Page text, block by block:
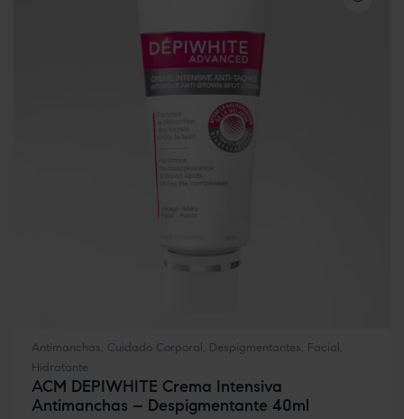
Antimanchas, Cuidado Corporal, Despigmentantes, Facial,
Hidratante
ACM DEPIWHITE Crema Intensiva
Antimanchas – Despigmentante 40ml